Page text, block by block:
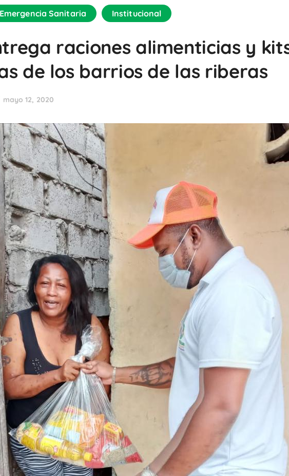
Emergencia Sanitaria Institucional
raciones alimenticias y
de los barrios de las riberas
mayo 12, 2020